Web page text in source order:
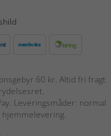
60 kr. Altid fri fragt
Leveringsmåder: normal